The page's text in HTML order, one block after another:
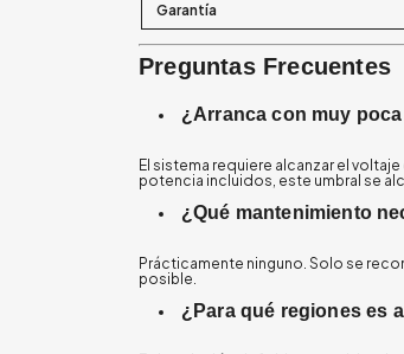
Garantía
Preguntas Frecuentes
¿Arranca con muy
El sistema requiere alcanzar el
potencia incluidos, este umbral se
¿Qué mantenimiento
Prácticamente ninguno. Solo se
posible.
¿Para qué regiones es